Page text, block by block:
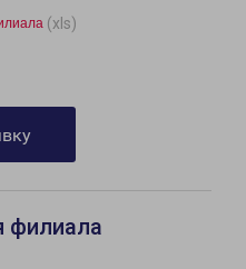
(xls)
филиала